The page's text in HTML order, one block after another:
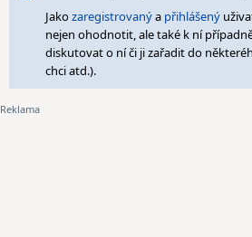
Jakozaregistrovanýa přihlášený
nejen ohodnotit, ale také k ní
diskutovat o ní či ji zařadit do
chci atd.).